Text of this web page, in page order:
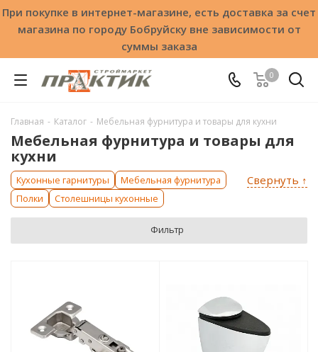
При покупке в интернет-магазине, есть доставка за счет
магазина по городу Бобруйску вне зависимости от
суммы заказа
0
Главная - Каталог - Мебельная фурнитура и товары для кухни
Мебельная фурнитура и товары для
кухни
Свернуть ↑
Кухонные гарнитуры
Мебельная фурнитура
Полки
Столешницы кухонные
Фильтр